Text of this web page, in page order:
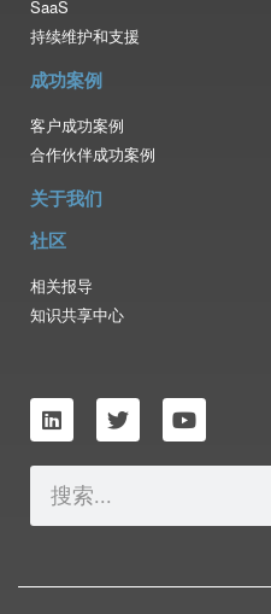
SaaS
持续维护和支援
成功案例
客户成功案例
合作伙伴成功案例
关于我们
社区
相关报导
知识共享中心